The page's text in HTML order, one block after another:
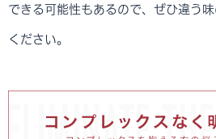
できる可能性もあるので、ぜひ違う
ください。